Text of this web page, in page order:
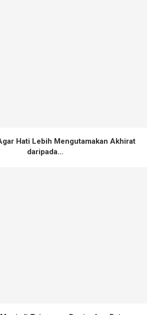
Hati Lebih Mengutamakan Akhirat
daripada...